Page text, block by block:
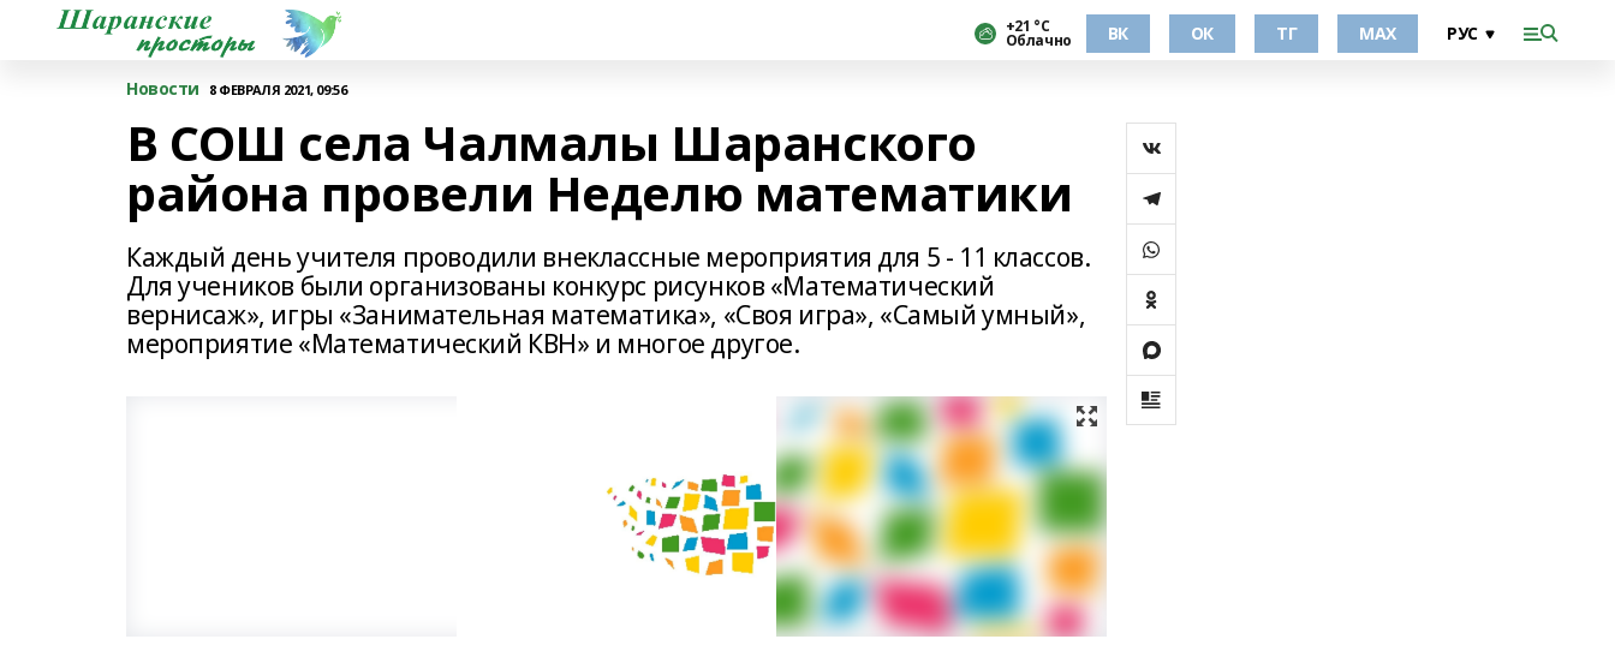
+21 °С
Облачно ВК ОК ТГ МАХ
Новости 8 ФЕВРАЛЯ 2021, 09:56
В СОШ села Чалмалы Шаранского
района провели Неделю математики
Каждый день учителя проводили внеклассные мероприятия для 5 - 11 классов.
Для учеников были организованы конкурс рисунков «Математический
вернисаж», игры «Занимательная математика», «Своя игра», «Самый умный»,
мероприятие «Математический КВН» и многое другое.